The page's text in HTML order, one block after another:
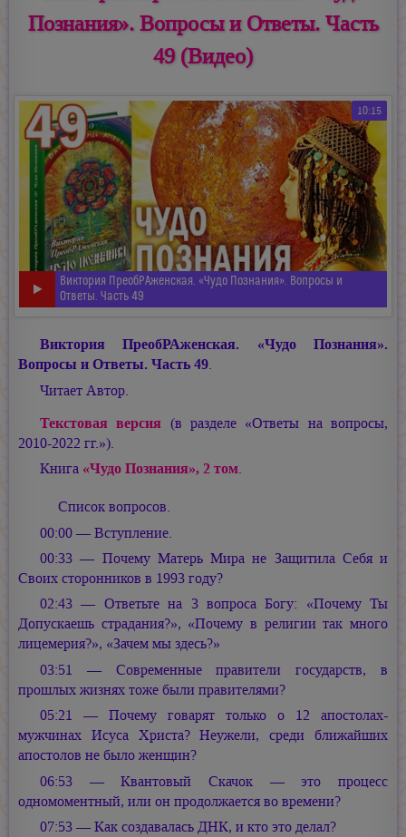
Познания». Вопросы и Ответы. Часть
49 (Видео)
10:15
Виктория ПреобРАженская. «Чудо Познания». Вопросы и
Ответы. Часть 49
Виктория ПреобРАженская. «Чудо Познания».
Вопросы и Ответы. Часть 49.
Читает Автор.
Текстовая версия (в разделе «Ответы на вопросы,
2010-2022 гг.»).
Книга «Чудо Познания», 2 том.
Список вопросов.
00:00 — Вступление.
00:33 — Почему Матерь Мира не Защитила Себя и
Своих сторонников в 1993 году?
02:43 — Ответьте на 3 вопроса Богу: «Почему Ты
Допускаешь страдания?», «Почему в религии так много
лицемерия?», «Зачем мы здесь?»
03:51 — Современные правители государств, в
прошлых жизнях тоже были правителями?
05:21 — Почему говарят только о 12 апостолах-
мужчинах Исуса Христа? Неужели, среди ближайших
апостолов не было женщин?
06:53 — Квантовый Скачок — это процесс
одномоментный, или он продолжается во времени?
07:53 — Как создавалась ДНК, и кто это делал?